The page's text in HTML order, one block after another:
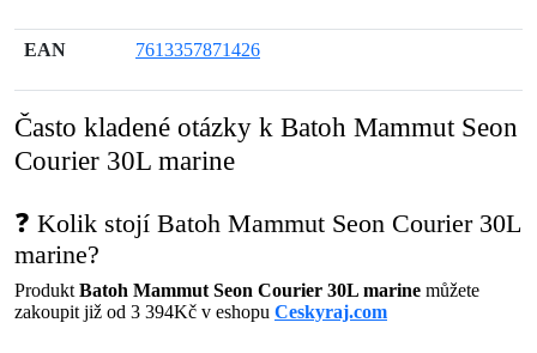
EAN 7613357871426
Často kladené otázky k Batoh Mammut Seon
Courier 30L marine
❓ Kolik stojí Batoh Mammut Seon Courier 30L
marine?
Produkt Batoh Mammut Seon Courier 30L marine můžete
zakoupit již od 3 394Kč v eshopu Ceskyraj.com